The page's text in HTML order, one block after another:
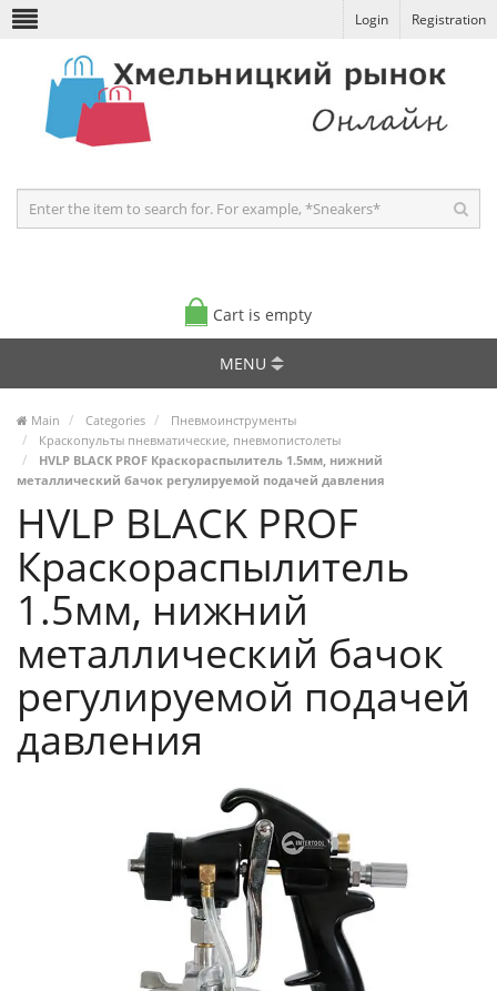
Login Registration
Cart is empty
MENU
Main Categories
Пневмоинструменты
Краскопульты пневматические, пневмопистолеты
HVLP BLACK PROF Краскораспылитель 1.5мм, нижний
металлический бачок регулируемой подачей давления
HVLP BLACK PROF
Краскораспылитель
1.5мм, нижний
металлический бачок
регулируемой подачей
давления